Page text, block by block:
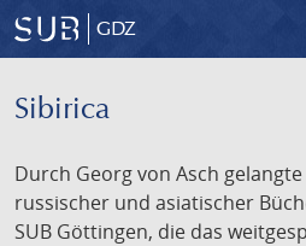
GDZ
Sibirica
Durch Georg von Asch
russischer und asiatischer
SUB Göttingen, die das